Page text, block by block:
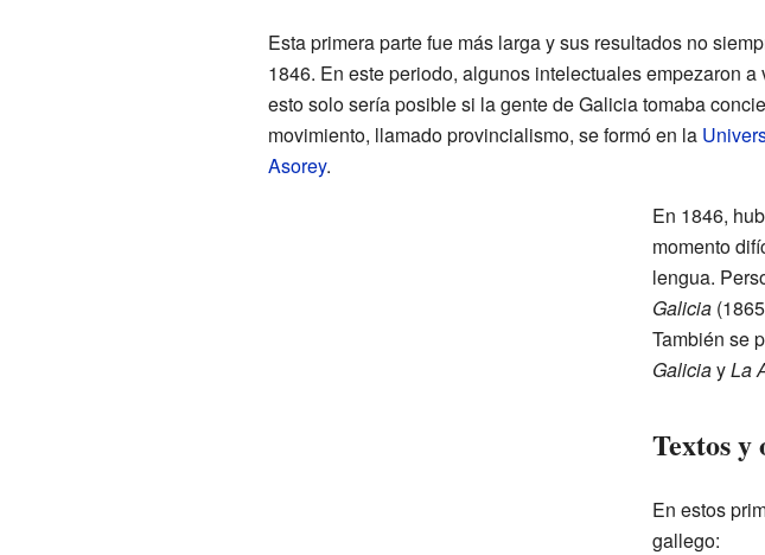
Esta primera parte fue más larga y sus resultados no
1846. En este periodo, algunos intelectuales empezaron
esto solo sería posible si la gente de Galicia tomaba
movimiento, llamado provincialismo, se formó en la
Asorey.
En 1846,
momento
lengua.
Galicia
También se
GaliciayLa
Textos
En estos
gallego: